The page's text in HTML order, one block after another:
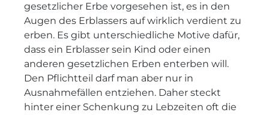
gesetzlicher Erbe vorgesehen ist, es in den
Augen des Erblassers auf wirklich verdient zu
erben. Es gibt unterschiedliche Motive dafür,
dass ein Erblasser sein Kind oder einen
anderen gesetzlichen Erben enterben will.
Den Pflichtteil darf man aber nur in
Ausnahmefällen entziehen. Daher steckt
hinter einer Schenkung zu Lebzeiten oft die